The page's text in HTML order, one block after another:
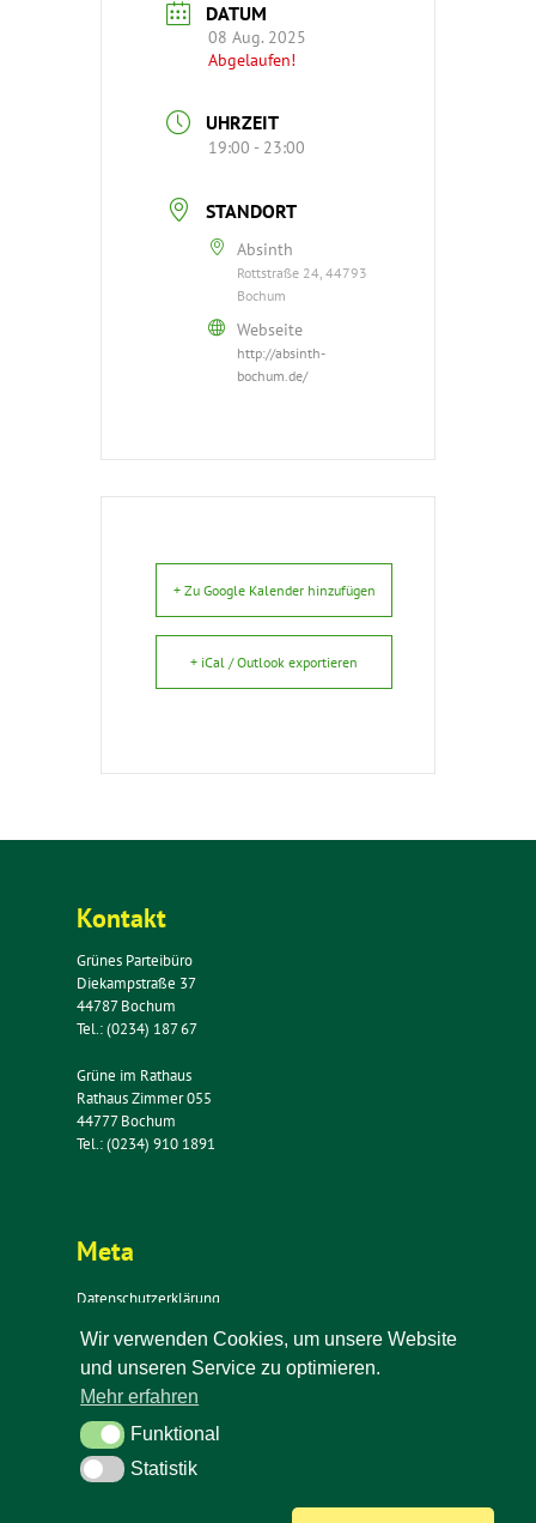
DATUM
08 Aug. 2025
Abgelaufen!
UHRZEIT
19:00 - 23:00
STANDORT
Absinth
Rottstraße 24, 44793
Bochum
Webseite
http://absinth-
bochum.de/
+ Zu Google Kalender hinzufügen
+ iCal / Outlook exportieren
Kontakt
Grünes Parteibüro
Diekampstraße 37
44787 Bochum
Tel.: (0234) 187 67
Grüne im Rathaus
Rathaus Zimmer 055
44777 Bochum
Tel.: (0234) 910 1891
Meta
Datenschutzerklärung
Impressum
Kontakt
Newsletter
Wir verwenden Cookies, um unsere Website
und unseren Service zu optimieren.
Mehr erfahren
FunktionalFunktional
StatistikStatistik